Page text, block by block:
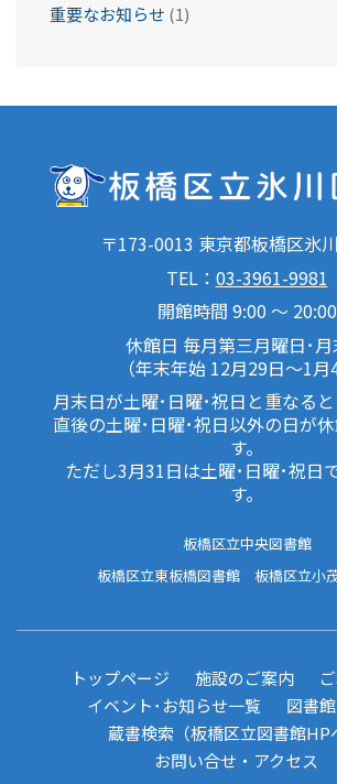
重要なお知らせ (1)
〒173-0013 東京都板橋区氷
TEL： 03-3961-9981
開館時間 9:00 ～ 20:00
休館日 毎月第三月曜日･月
（年末年始 12月29日～1月4
月末日が土曜･日曜･祝日と重なると
直後の土曜･日曜･祝日以外の日が
す。
ただし3月31日は土曜･日曜･祝日
す。
板橋区立中央図書館
板橋区立東板橋図書館
板橋区立小
トップページ 施設のご案内
イベント･お知らせ一覧
図書
蔵書検索（板橋区立図書館HP
お問い合せ・アクセス